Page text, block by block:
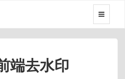
端去水印